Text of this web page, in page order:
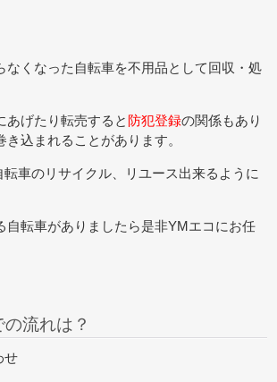
なくなった自転車を不用品として回収・処
あげたり転売すると 防犯登録の関係もあり
込まれることがあります。
車のリサイクル、リユース出来るように
自転車がありましたら是非YMエコにお任
流れは？
せ